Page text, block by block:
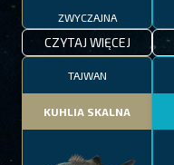
ZWYCZAJNA
CZYTAJ WIĘCEJ
TAJWAN
KUHLIA SKALNA